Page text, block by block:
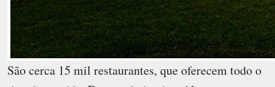
São cerca 15 mil restaurantes, que oferecem todo o